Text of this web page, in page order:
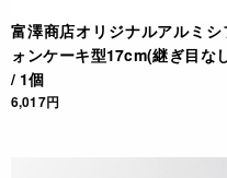
⑬中心の突起を両手親指で
りと持ち、型の底を台に
く。※布巾を敷くと、型や台
⑭生地を平らにならし、予
富澤商店オリジナルアルミシ
ォンケーキ型17cm(継ぎ目な
/ 1個
6,017円